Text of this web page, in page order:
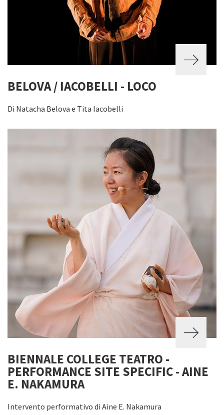
BELOVA / IACOBELLI - LOCO
Di Natacha Belova e Tita Iacobelli
BIENNALE COLLEGE TEATRO -
PERFORMANCE SITE SPECIFIC - AINE
E. NAKAMURA
Intervento performativo di Aine E. Nakamura